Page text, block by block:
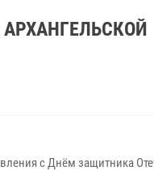
с Днём защитника